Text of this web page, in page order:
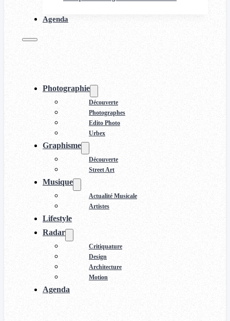
Agenda
Photographie
Découverte
Photographes
Edito Photo
Urbex
Graphisme
Découverte
Street Art
Musique
Actualité Musicale
Artistes
Lifestyle
Radar
Critiquature
Design
Architecture
Motion
Agenda